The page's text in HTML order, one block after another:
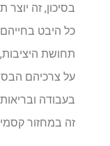
בסיכון, זה
כל היבט
תחושת
על צרכיהם
בעבודה
זה במחזור